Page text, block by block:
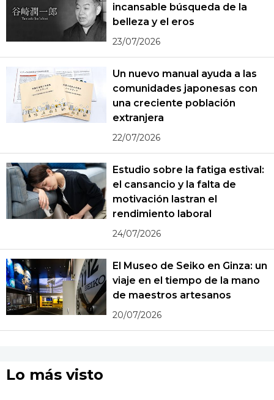
incansable búsqueda de la
belleza y el eros
23/07/2026
Un nuevo manual ayuda a las
comunidades japonesas con
una creciente población
extranjera
22/07/2026
Estudio sobre la fatiga estival:
el cansancio y la falta de
motivación lastran el
rendimiento laboral
24/07/2026
El Museo de Seiko en Ginza: un
viaje en el tiempo de la mano
de maestros artesanos
20/07/2026
Lo más visto